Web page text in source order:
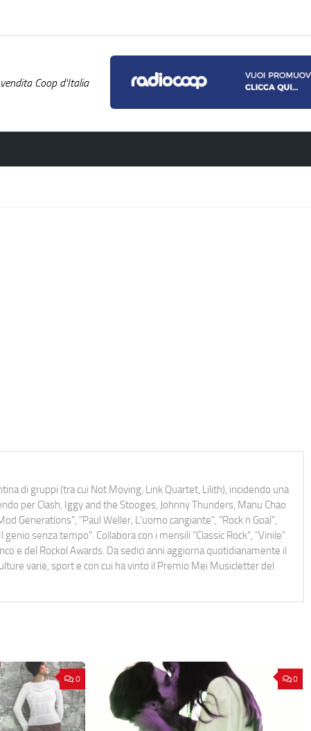
Coop d'Italia
di gruppi (tra cui Not Moving, Link Quartet, Lilith), incidendo una
per Clash, Iggy and the Stooges, Johnny Thunders, Manu Chao
Generations", "Paul Weller, L’uomo cangiante", "Rock n Goal",
senza tempo". Collabora con i mensili “Classic Rock”, "Vinile"
e del Rockol Awards. Da sedici anni aggiorna quotidianamente il
varie, sport e con cui ha vinto il Premio Mei Musicletter del
0 0